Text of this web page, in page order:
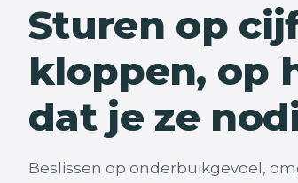
Wat we doen Onze aanpak
Sturen op
kloppen, op
dat je ze
Beslissen op onderbuikgevoel,